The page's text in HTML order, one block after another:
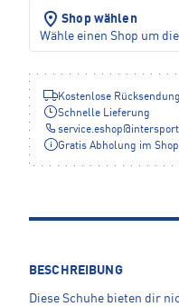
Shop wählen
Wähle einen Shop um
Kostenlose Rücksendung
Schnelle Lieferung
service.eshop@
Gratis Abholung im
BESCHREIBUNG
Diese Schuhe bieten dir